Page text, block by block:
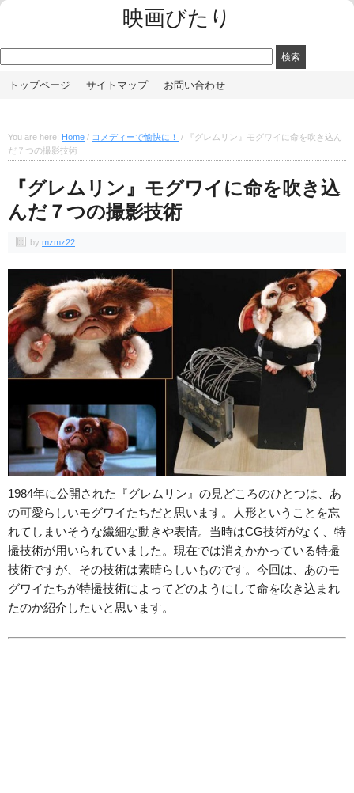
映画びたり
トップページ サイトマップ お問い合わせ
You are here: Home / コメディーで愉快に！ / 『グレムリン』モグワイに命を吹き込ん
だ７つの撮影技術
『グレムリン』モグワイに命を吹き込
んだ７つの撮影技術
by mzmz22
1984年に公開された『グレムリン』の見どころのひとつは、あ
の可愛らしいモグワイたちだと思います。人形ということを忘
れてしまいそうな繊細な動きや表情。当時はCG技術がなく、特
撮技術が用いられていました。現在では消えかかっている特撮
技術ですが、その技術は素晴らしいものです。今回は、あのモ
グワイたちが特撮技術によってどのようにして命を吹き込まれ
たのか紹介したいと思います。